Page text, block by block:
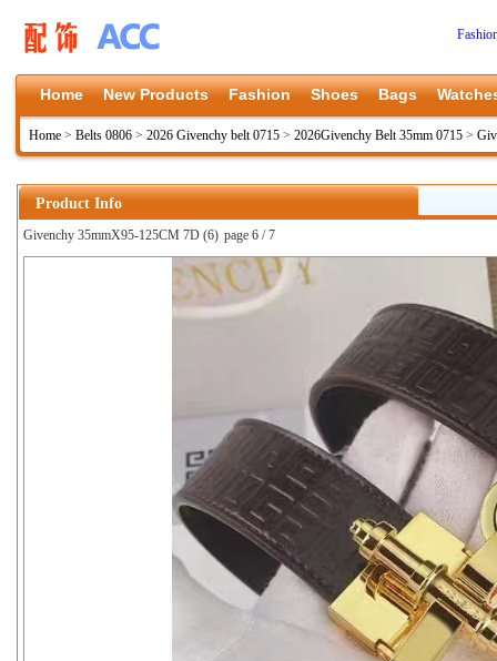
Home New Products Fashion Shoes Bags
Home > Belts 0806 > 2026 Givenchy belt 0715 > 2026Givenchy Belt 35mm 0715 >
Product Info
Givenchy 35mmX95-125CM 7D (6) page 6 / 7